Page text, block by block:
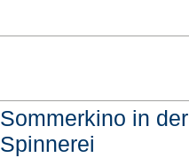
Sommerkino in der
Spinnerei